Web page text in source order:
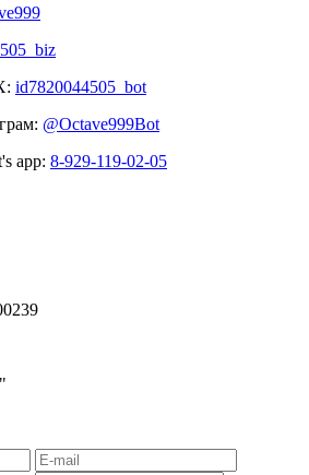
id7820044505_bot
@Octave999Bot
app: 8-929-119-02-05